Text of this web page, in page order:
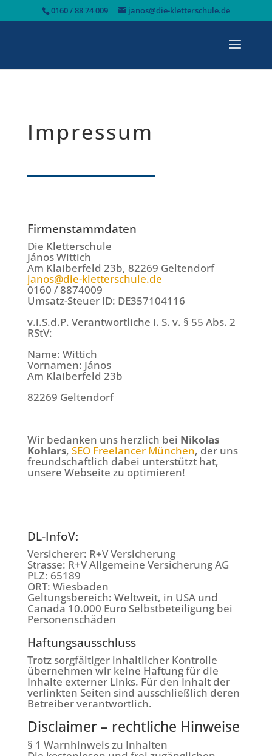
0160 / 88 74 009 janos@die-kletterschule.de
Impressum
Firmenstammdaten
Die Kletterschule
János Wittich
Am Klaiberfeld 23b, 82269 Geltendorf
janos@die-kletterschule.de
0160 / 8874009
Umsatz-Steuer ID: DE357104116
v.i.S.d.P. Verantwortliche i. S. v. § 55 Abs. 2
RStV:
Name: Wittich
Vornamen: János
Am Klaiberfeld 23b
82269 Geltendorf
Wir bedanken uns herzlich bei Nikolas
Kohlars, SEO Freelancer München, der uns
freundschaftlich dabei unterstützt hat,
unsere Webseite zu optimieren!
DL-InfoV:
Versicherer: R+V Versicherung
Strasse: R+V Allgemeine Versicherung AG
PLZ: 65189
ORT: Wiesbaden
Geltungsbereich: Weltweit, in USA und
Canada 10.000 Euro Selbstbeteiligung bei
Personenschäden
Haftungsausschluss
Trotz sorgfältiger inhaltlicher Kontrolle
übernehmen wir keine Haftung für die
Inhalte externer Links. Für den Inhalt der
verlinkten Seiten sind ausschließlich deren
Betreiber verantwortlich.
Disclaimer – rechtliche Hinweise
§ 1 Warnhinweis zu Inhalten